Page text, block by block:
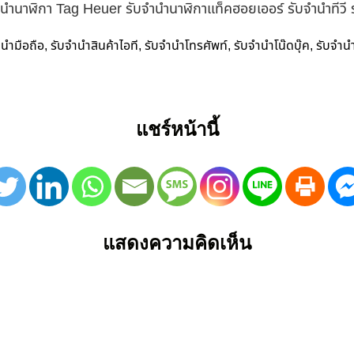
ำนาฬิกา Tag Heuer รับจำนำนาฬิกาแท็คฮอยเออร์ รับจำนำทีวี
ำมือถือ, รับจำนำสินค้าไอที, รับจำนำโทรศัพท์, รับจำนำโน๊ดบุ๊ค, รับจำ
แชร์หน้านี้
แสดงความคิดเห็น